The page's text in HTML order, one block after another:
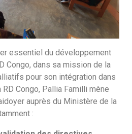
essentiel du développement
Congo, dans sa mission de la
pour son intégration dans
Congo, Pallia Familli mène
auprès du Ministère de la
: